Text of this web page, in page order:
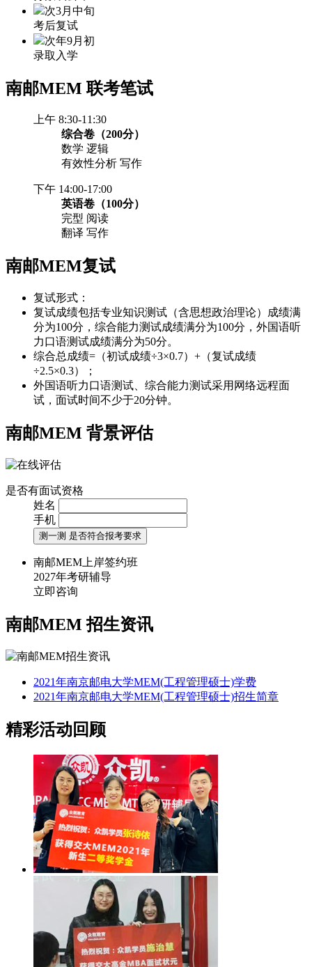
次3月中旬
考后复试
次年9月初
录取入学
南邮MEM 联考笔试
上午 8:30-11:30
综合卷（200分）
数学 逻辑
有效性分析 写作
下午 14:00-17:00
英语卷（100分）
完型 阅读
翻译 写作
南邮MEM复试
复试形式：
复试成绩包括专业知识测试（含思想政治理论）成绩满
分为100分，综合能力测试成绩满分为100分，外国语听
力口语测试成绩满分为50分。
综合总成绩=（初试成绩÷3×0.7）+（复试成绩
÷2.5×0.3）；
外国语听力口语测试、综合能力测试采用网络远程面
试，面试时间不少于20分钟。
南邮MEM 背景评估
是否有面试资格
姓名
手机
测一测 是否符合报考要求
南邮MEM上岸签约班
2027年考研辅导
立即咨询
南邮MEM 招生资讯
2021年南京邮电大学MEM(工程管理硕士)学费
2021年南京邮电大学MEM(工程管理硕士)招生简章
精彩活动回顾